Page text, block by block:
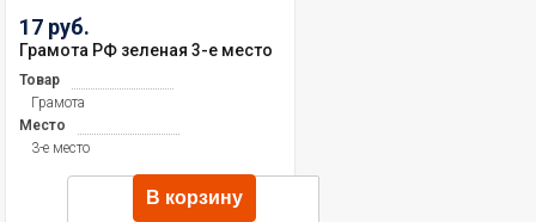
17 руб.
Грамота РФ зеленая 3-е место
Товар
Грамота
Место
3-е место
В корзину